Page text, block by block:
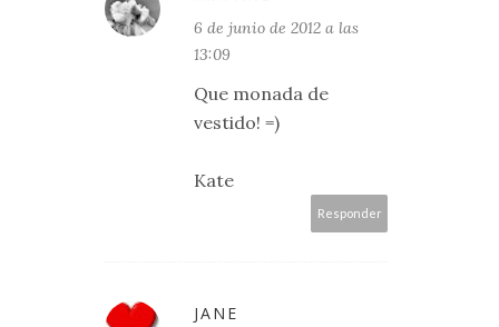
6 de junio de 2012 a las
13:09
Que monada de
vestido! =)
Kate
Responder
JANE